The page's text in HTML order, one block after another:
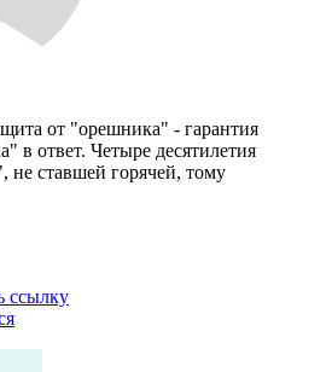
от "орешника" - гарантия
в ответ. Четыре десятилетия
не ставшей горячей, тому
ссылку